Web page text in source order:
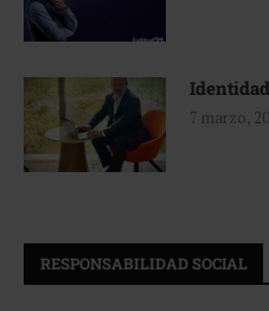
7 marzo,
RESPONSABILIDAD SOCIAL